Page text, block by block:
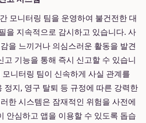
모니터링 팀을 운영하여 불건전한 대
을 지속적으로 감시하고 있습니다. 사
을 느끼거나 의심스러운 활동을 발견
고 기능을 통해 즉시 신고할 수 있습니
니터링 팀이 신속하게 사실 관계를
정지, 영구 탈퇴 등 규정에 따른 강력한
한 시스템은 잠재적인 위험을 사전에
안심하고 앱을 이용할 수 있도록 돕습